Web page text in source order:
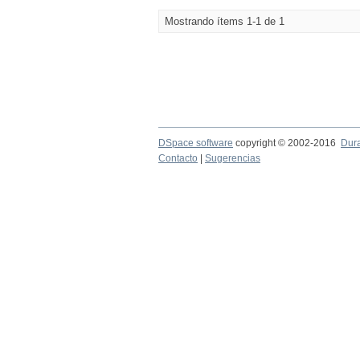
Mostrando ítems 1-1 de 1
DSpace software copyright © 2002-2016
Contacto
Sugerencias